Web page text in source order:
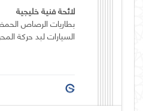
لائحة فنية خليجية
بطاريات الرصاص
السيارات لبد حركة